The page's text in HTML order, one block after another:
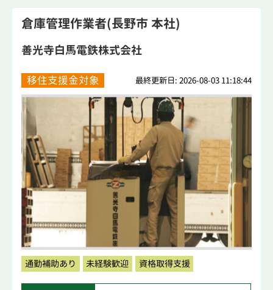
倉庫管理作業者(長野市 本社)
善光寺白馬電鉄株式会社
移住支援金対象 最終更新日: 2026-08-03 11:18:44
通勤補助あり 未経験歓迎 資格取得支援